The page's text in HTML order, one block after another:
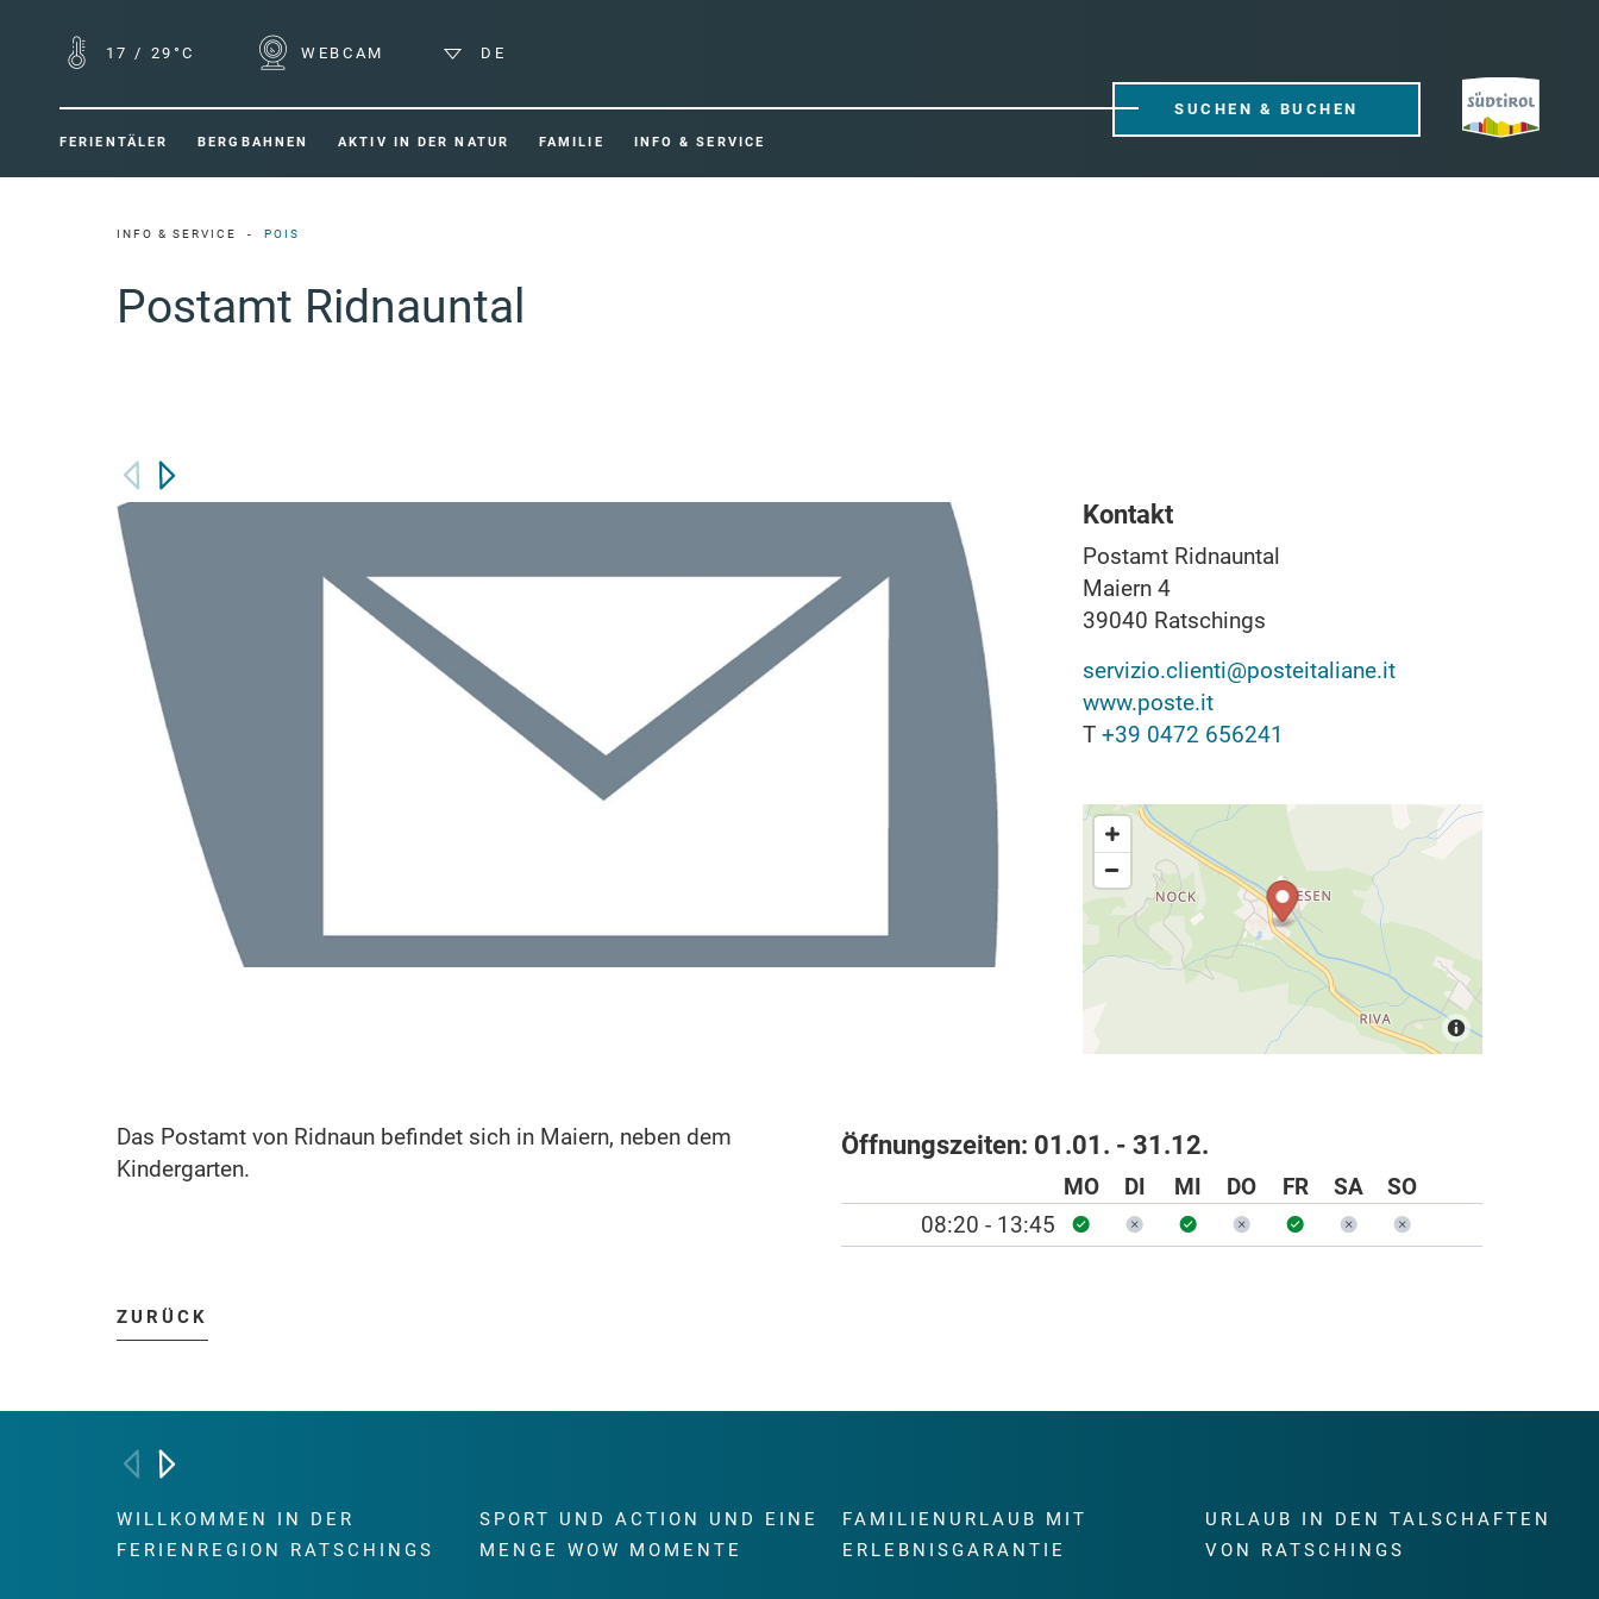
17 / 29°C WEBCAM DE
FERIENTÄLER BERGBAHNEN AKTIV IN DER NATUR FAMILIE INFO & SERVICE
SUCHEN & BUCHEN
INFO & SERVICE POIS
Postamt Ridnauntal
Kontakt
Postamt Ridnauntal
Maiern 4
39040 Ratschings
servizio.clienti@posteitaliane.it
www.poste.it
T +39 0472 656241
Das Postamt von Ridnaun befindet sich in Maiern, neben dem
Kindergarten.
Öffnungszeiten: 01.01. - 31.12.
MO DI MI DO FR SA
SO
08:20 - 13:45
ZURÜCK
WILLKOMMEN IN DER
FERIENREGION RATSCHINGS
SPORT UND ACTION UND EINE
MENGE WOW MOMENTE
FAMILIENURLAUB MIT
ERLEBNISGARANTIE
URLAUB IN DEN TALSCHAFTEN
VON RATSCHINGS